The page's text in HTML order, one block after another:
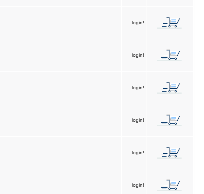
login!
login!
login!
login!
login!
login!